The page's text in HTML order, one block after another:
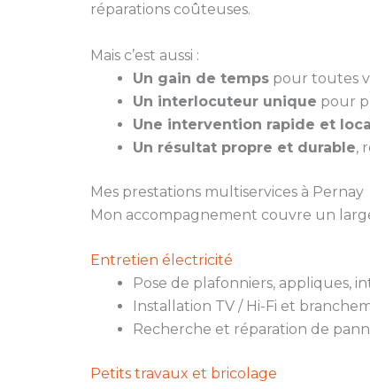
réparations coûteuses.
Mais c’est aussi :
Un gain de temps pour toutes
Un interlocuteur unique pour
Une intervention rapide et
Un résultat propre et durable,
Mes prestations multiservices à Pernay
Mon accompagnement couvre un
Entretien électricité
Pose de plafonniers, appliques,
Installation TV / Hi-Fi et
Recherche et réparation de
Petits travaux et bricolage